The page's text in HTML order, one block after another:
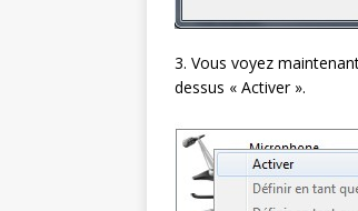
3. Vous voyez
dessus « Activer ».